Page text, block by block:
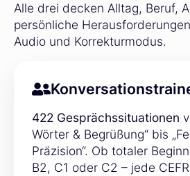
Alle drei decken Alltag, Beruf,
persönliche
Audio und Korrekturmodus.
422 Gesprächssituationen
Wörter & Begrüßung“ bis
Präzision“. Ob totaler
B2, C1 oder C2 – jede